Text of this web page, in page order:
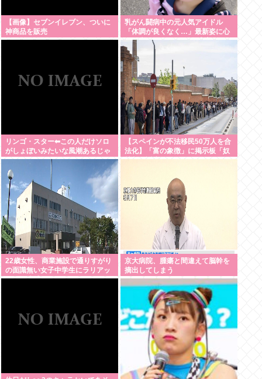
【画像】セブンイレブン、ついに
神商品を販売
乳がん闘病中の元人気アイドル
「体調が良くなく…」最新姿に心
配の声も 元SKE48・矢方美紀に
「無理せずに」「しっかり休ん
で」ファン
リンゴ・スター⬅︎この人だけソロ
がしょぼいみたいな風潮あるじゃ
ないですか
【スペインが不法移民50万人を合
法化】「富の象徴」に掲示板「奴
隷制の誕生かよ」
22歳女性、商業施設で通りすがり
の面識無い女子中学生にラリアッ
トして逮捕される
京大病院、腫瘍と間違えて脳幹を
摘出してしまう